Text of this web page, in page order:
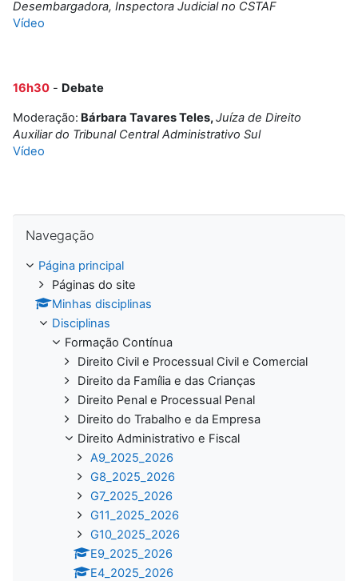
Desembargadora, Inspectora Judicial no CSTAF
Vídeo
16h30 - Debate
Moderação: Bárbara Tavares Teles,Juíza de Direito
Auxiliar do Tribunal Central Administrativo Sul
Vídeo
Navegação
Página principal
Páginas do site
Minhas disciplinas
Disciplinas
Formação Contínua
Direito Civil e Processual Civil e Comercial
Direito da Família e das Crianças
Direito Penal e Processual Penal
Direito do Trabalho e da Empresa
Direito Administrativo e Fiscal
A9_2025_2026
G8_2025_2026
G7_2025_2026
G11_2025_2026
G10_2025_2026
E9_2025_2026
E4_2025_2026